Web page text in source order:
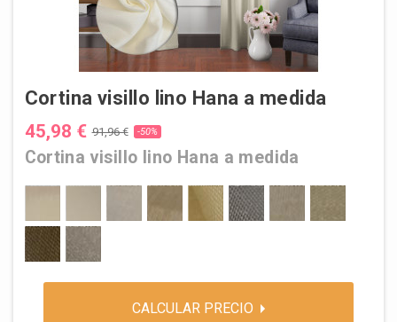
Cortina visillo lino Hana a medida
45,98 € 91,96 € -50%
Cortina visillo lino Hana a medida
5 MARFIL6 GRIS POLVO
9 BEIGE GRISACEO
CALCULAR PRECIO